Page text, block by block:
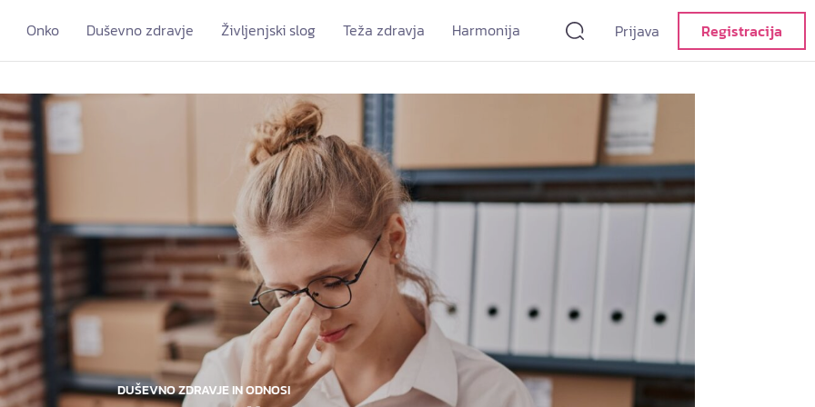
Onko Duševno zdravje Življenjski slog Teža zdravja Harmonija Prijava Registracija
DUŠEVNO ZDRAVJE IN ODNOSI